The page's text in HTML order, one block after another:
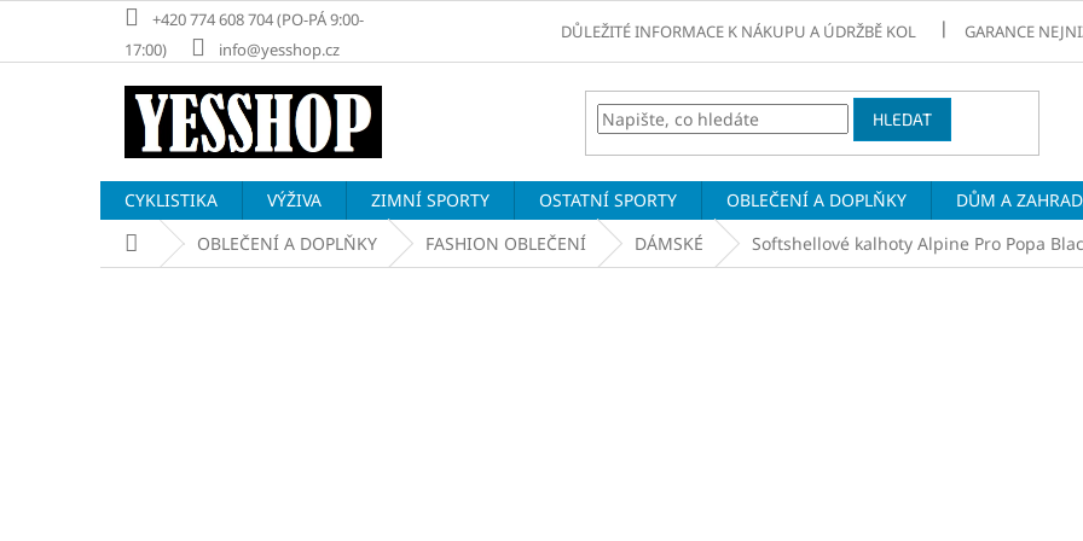
obsah
+420 774 608 704 (PO-PÁ 9:00-
17:00)
info@yesshop.cz
DŮLEŽITÉ INFORMACE K NÁKUPU A ÚDRŽBĚ KOL GARANCE
HLEDAT
CYKLISTIKA VÝŽIVA ZIMNÍ SPORTY OSTATNÍ SPORTY OBLEČENÍ A DOPLŇKY DŮM A
Domů OBLEČENÍ A DOPLŇKY FASHION OBLEČENÍ DÁMSKÉ Softshellové kalhoty Alpine Pro Popa